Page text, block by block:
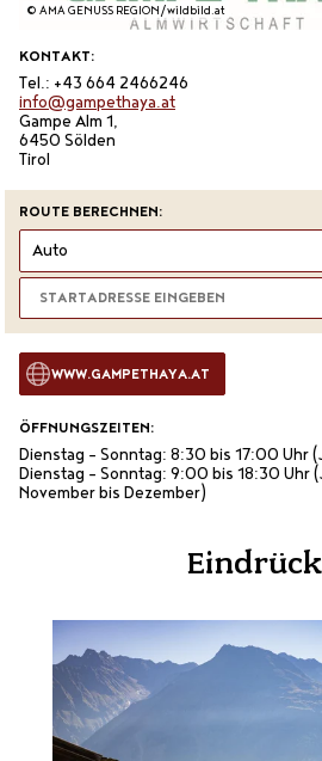
© AMA GENUSS REGION/wildbild.at
KONTAKT:
Tel.: +43 664 2466246
info@gampethaya.at
Gampe Alm 1,
6450 Sölden
Tirol
ROUTE BERECHNEN:
WWW.GAMPETHAYA.AT
ÖFFNUNGSZEITEN:
Dienstag - Sonntag: 8:30 bis 17:00 Uhr
Dienstag - Sonntag: 9:00 bis 18:30 Uhr
November bis Dezember)